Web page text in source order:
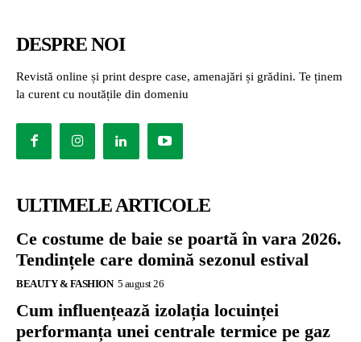
DESPRE NOI
Revistă online și print despre case, amenajări și grădini. Te ținem
la curent cu noutățile din domeniu
ULTIMELE ARTICOLE
Ce costume de baie se poartă în vara 2026.
Tendințele care domină sezonul estival
BEAUTY & FASHION 5 august 26
Cum influențează izolația locuinței
performanța unei centrale termice pe gaz